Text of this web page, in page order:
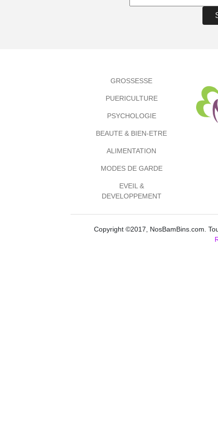
GROSSESSE
PUERICULTURE
PSYCHOLOGIE
BEAUTE & BIEN-ETRE
ALIMENTATION
MODES DE GARDE
EVEIL &
DEVELOPPEMENT
Copyright ©2017, NosBamBins.com.